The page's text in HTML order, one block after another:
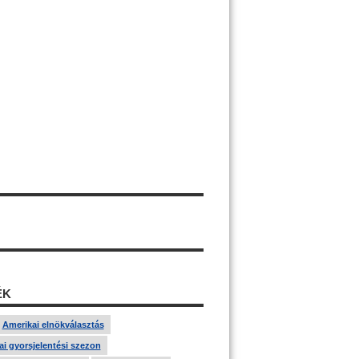
Amerikai elnökválasztás
gyorsjelentési szezon